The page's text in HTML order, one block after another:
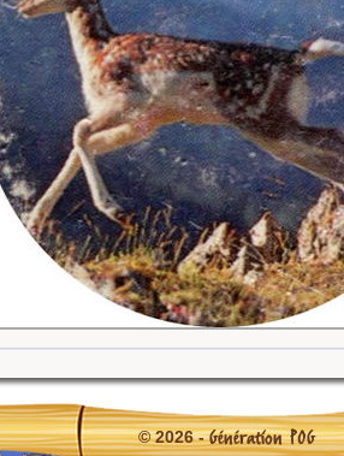
© 2026 -Génération POG